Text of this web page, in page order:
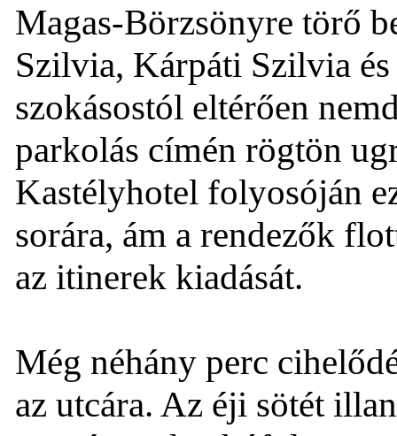
Magas-Börzsönyre törő
Szilvia, Kárpáti Szilvia
szokásostól eltérően
parkolás címén rögtön
Kastélyhotel folyosóján
sorára, ám a rendezők
az itinerek kiadását.
Még néhány perc
az utcára. Az éji sötét